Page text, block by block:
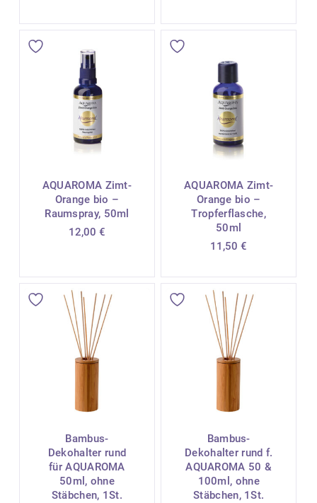
AQUAROMA Zimt-
Orange bio –
Raumspray, 50ml
12,00 €
AQUAROMA Zimt-
Orange bio –
Tropferflasche,
50ml
11,50€
Bambus-
Dekohalter rund
für AQUAROMA
50ml, ohne
Stäbchen, 1St.
Bambus-
Dekohalter rund f.
AQUAROMA 50 &
100ml, ohne
Stäbchen, 1St.